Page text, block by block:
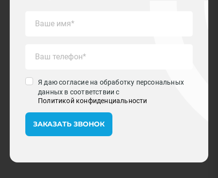
Я даю согласие на обработку персональных
данных в соответствии с
Политикой конфиденциальности
ЗАКАЗАТЬ ЗВОНОК